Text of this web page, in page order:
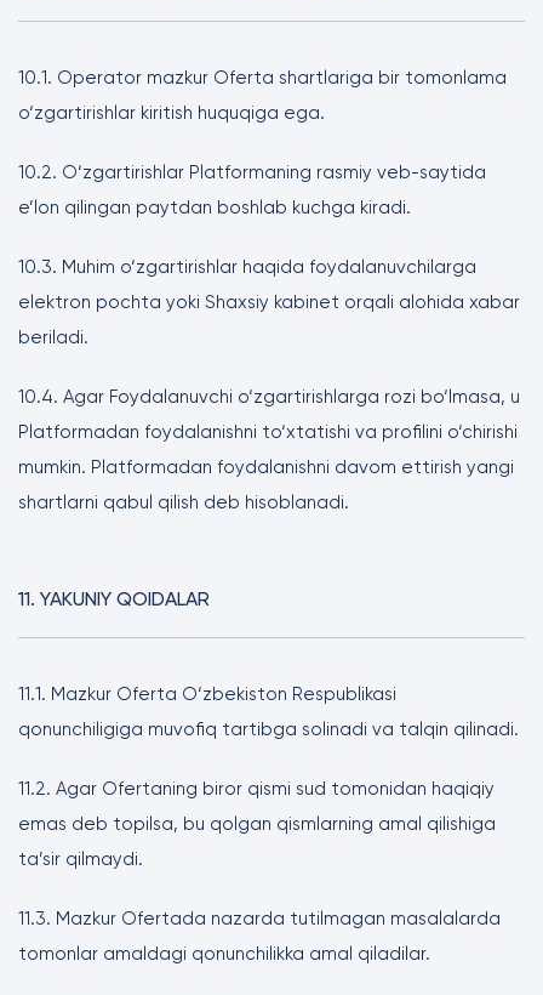
10.1. Operator mazkur Oferta shartlariga bir tomonlama
o‘zgartirishlar kiritish huquqiga ega.
10.2. O‘zgartirishlar Platformaning rasmiy veb-saytida
e’lon qilingan paytdan boshlab kuchga kiradi.
10.3. Muhim o‘zgartirishlar haqida foydalanuvchilarga
elektron pochta yoki Shaxsiy kabinet orqali alohida xabar
beriladi.
10.4. Agar Foydalanuvchi o‘zgartirishlarga rozi bo‘lmasa, u
Platformadan foydalanishni to‘xtatishi va profilini o‘chirishi
mumkin. Platformadan foydalanishni davom ettirish yangi
shartlarni qabul qilish deb hisoblanadi.
11. YAKUNIY QOIDALAR
11.1. Mazkur Oferta O‘zbekiston Respublikasi
qonunchiligiga muvofiq tartibga solinadi va talqin qilinadi.
11.2. Agar Ofertaning biror qismi sud tomonidan haqiqiy
emas deb topilsa, bu qolgan qismlarning amal qilishiga
ta’sir qilmaydi.
11.3. Mazkur Ofertada nazarda tutilmagan masalalarda
tomonlar amaldagi qonunchilikka amal qiladilar.